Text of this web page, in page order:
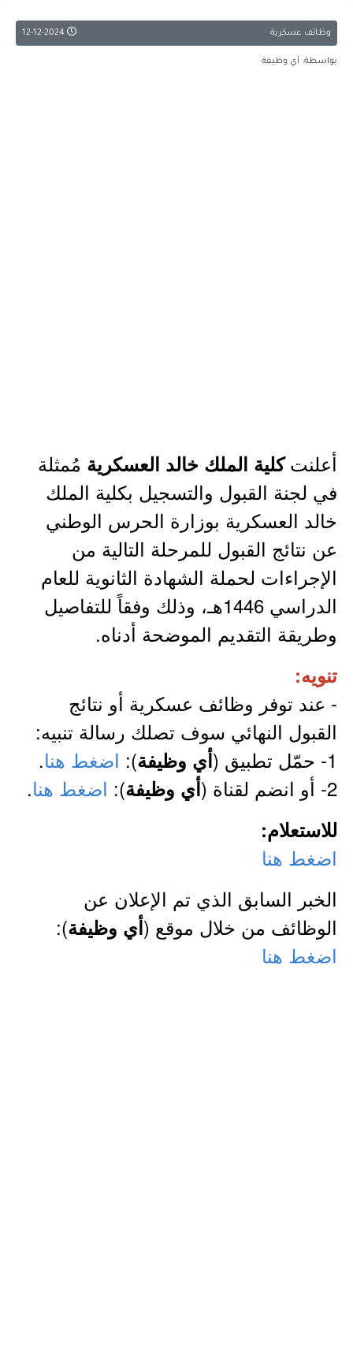
وظائف عسكرية
بواسطة: أي وظيفة
أعلنتكلية الملك خالد العسكرية مُمثلة
في لجنة القبول والتسجيل بكلية الملك
خالد العسكرية بوزارة الحرس الوطني
عن نتائج القبول للمرحلة التالية من
الإجراءات لحملة الشهادة الثانوية للعام
الدراسي 1446هـ، وذلك وفقاً للتفاصيل
وطريقة التقديم الموضحة أدناه.
تنويه:
- عند توفر وظائف عسكرية أو نتائج
القبول النهائي سوف تصلك رسالة تنبيه:
1- حمّل تطبيق (
أي وظيفة): اضغط هنا.
2- أو انضم لقناة (
أي وظيفة): اضغط هنا.
للاستعلام:
اضغط هنا
الخبر السابق الذي تم الإعلان عن
الوظائف من خلال موقع (أي وظيفة):
اضغط هنا